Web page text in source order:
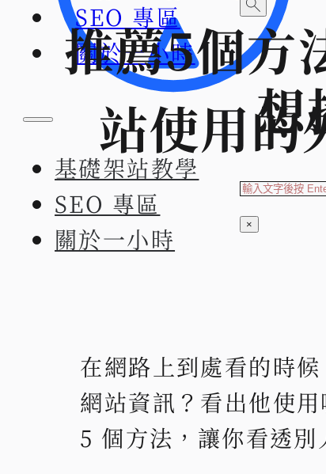
SEO 專區
關於一小時
基礎架站教學
SEO 專區
關於一小時
想
搜
索
×
推薦5個
站使用的
在網路上到處看的時
網站資訊？看出他使
5 個方法，讓你看透別